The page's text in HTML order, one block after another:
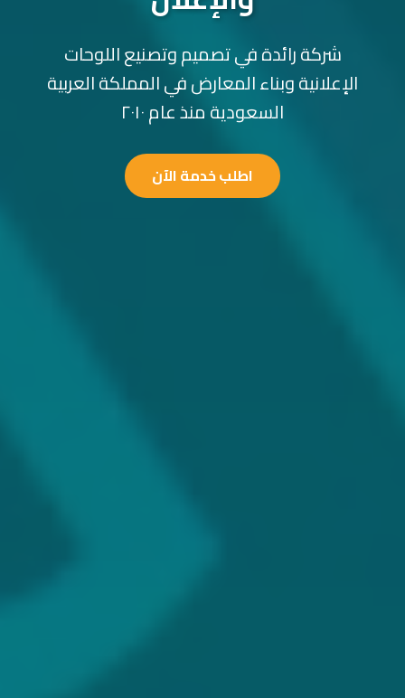
شركة رائدة في تصميم وتصنيع اللوحات
الإعلانية وبناء المعارض في المملكة العربية
السعودية منذ عام ٢٠١٠
اطلب خدمة الآن